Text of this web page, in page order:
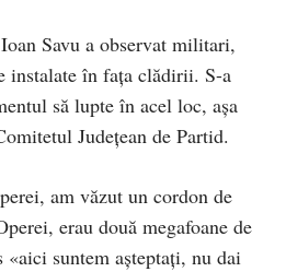
Savu a observat militari,
instalate în fața clădirii. S-a
să lupte în acel loc, așa
Județean de Partid.
am văzut un cordon de
erau două megafoane de
suntem așteptaţi, nu dai